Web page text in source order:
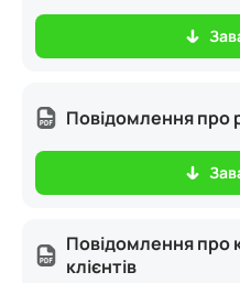
Повідомлення про
Повідомлення про
клієнтів